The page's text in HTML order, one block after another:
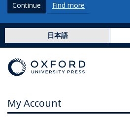
Continue Find more
日本語
My Account